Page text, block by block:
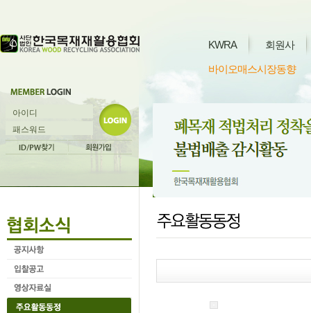
KWRA 회원사
바이오매스시장동향